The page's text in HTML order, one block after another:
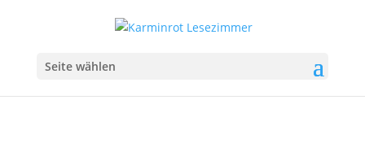
Seite wählen